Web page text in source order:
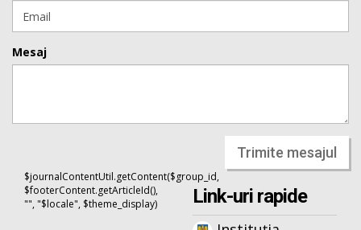
Mesaj
Trimite mesajul
$journalContentUtil.getContent($group_id,
$footerContent.getArticleId(),
"", "$locale", $theme_display)
Link-uri rapide